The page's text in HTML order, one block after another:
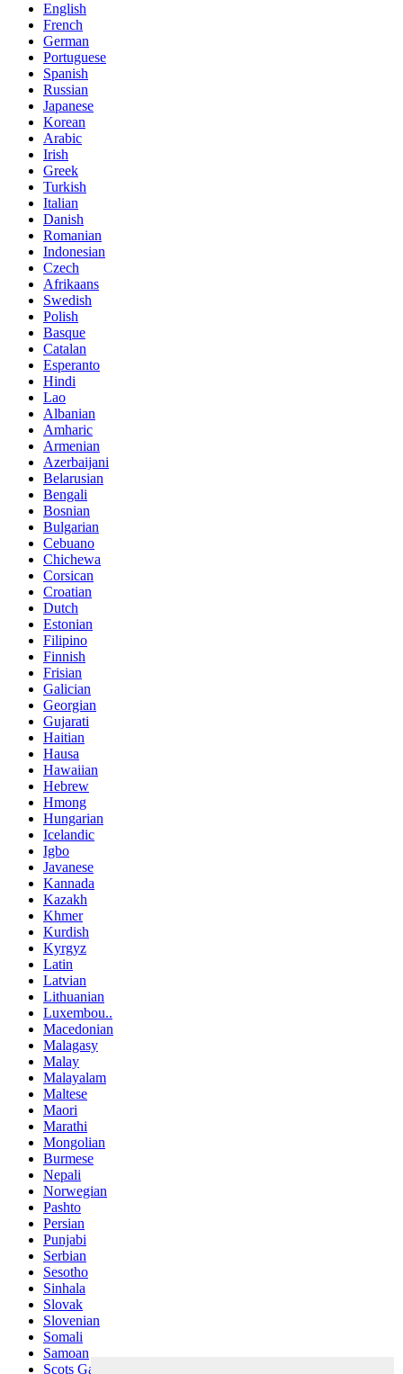
English
French
German
Portuguese
Spanish
Russian
Japanese
Korean
Arabic
Irish
Greek
Turkish
Italian
Danish
Romanian
Indonesian
Czech
Afrikaans
Swedish
Polish
Basque
Catalan
Esperanto
Hindi
Lao
Albanian
Amharic
Armenian
Azerbaijani
Belarusian
Bengali
Bosnian
Bulgarian
Cebuano
Chichewa
Corsican
Croatian
Dutch
Estonian
Filipino
Finnish
Frisian
Galician
Georgian
Gujarati
Haitian
Hausa
Hawaiian
Hebrew
Hmong
Hungarian
Icelandic
Igbo
Javanese
Kannada
Kazakh
Khmer
Kurdish
Kyrgyz
Latin
Latvian
Lithuanian
Luxembou..
Macedonian
Malagasy
Malay
Malayalam
Maltese
Maori
Marathi
Mongolian
Burmese
Nepali
Norwegian
Pashto
Persian
Punjabi
Serbian
Sesotho
Sinhala
Slovak
Slovenian
Somali
Samoan
Scots Gaelic